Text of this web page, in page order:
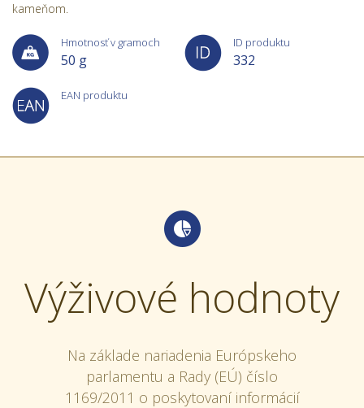
kameňom.
Hmotnosť v gramoch
50 g
ID produktu
332
EAN produktu
Výživové hodnoty
Na základe nariadenia Európskeho
parlamentu a Rady (EÚ) číslo
1169/2011 o poskytovaní informácií